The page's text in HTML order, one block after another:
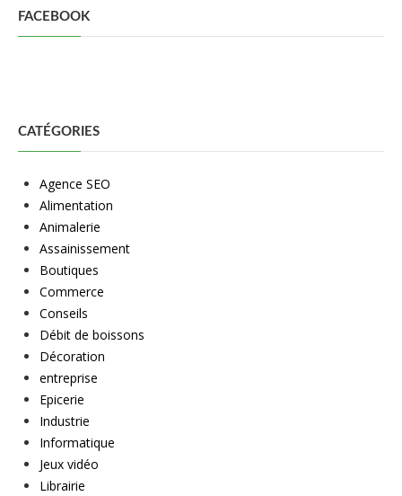
FACEBOOK
CATÉGORIES
Agence SEO
Alimentation
Animalerie
Assainissement
Boutiques
Commerce
Conseils
Débit de boissons
Décoration
entreprise
Epicerie
Industrie
Informatique
Jeux vidéo
Librairie